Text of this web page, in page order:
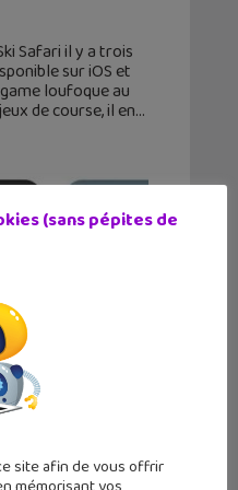
Safari il y a trois
sur iOS et
loufoque au
de course, il en
disponible
(sans pépites de
site afin de vous offrir